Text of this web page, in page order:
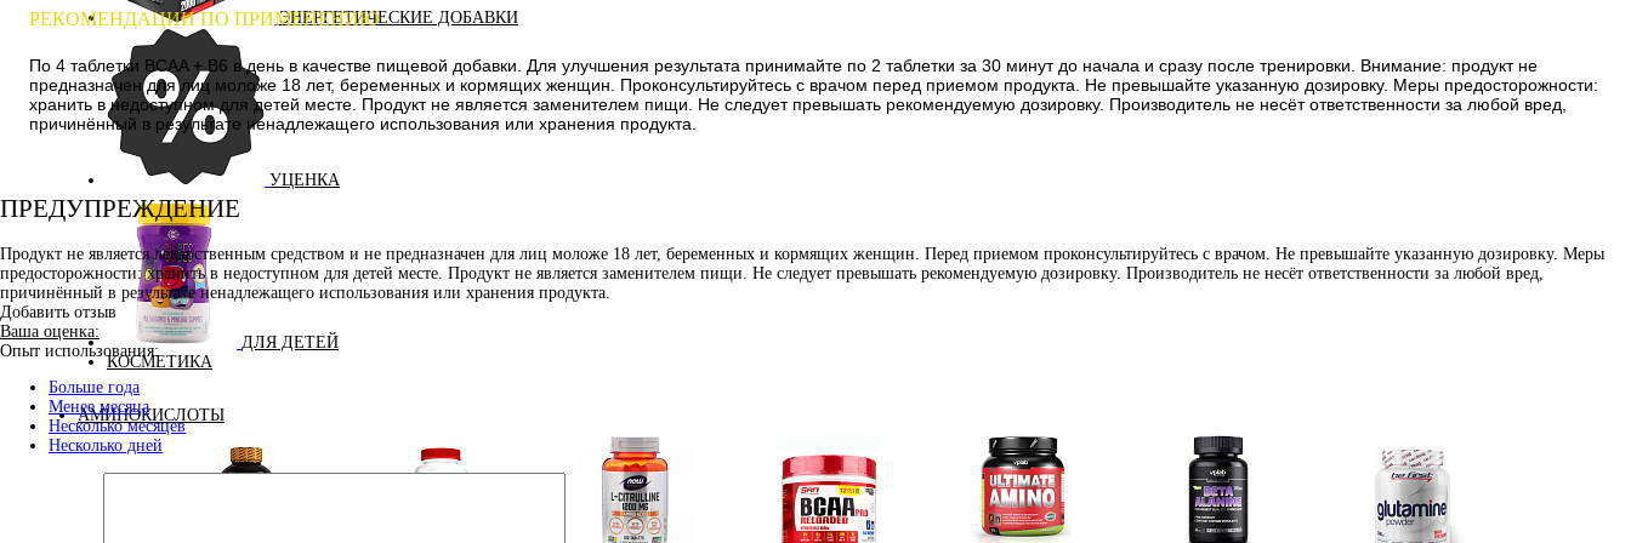
ЭНЕРГЕТИЧЕСКИЕ ДОБАВКИ
УЦЕНКА
ДЛЯ ДЕТЕЙ
КОСМЕТИКА
АМИНОКИСЛОТЫ
РЕКОМЕНДАЦИИ ПО ПРИМЕНЕНИЮ
По 4 таблетки BCAA + B6 в день в качестве пищевой добавки. Для улучшения результата принимайте по 2 таблетки за 30 минут до начала и сразу после тренировки. Внимание: продукт не
предназначен для лиц моложе 18 лет, беременных и кормящих женщин. Проконсультируйтесь с врачом перед приемом продукта. Не превышайте указанную дозировку. Меры предосторожности:
хранить в недоступном для детей месте. Продукт не является заменителем пищи. Не следует превышать рекомендуемую дозировку. Производитель не несёт ответственности за любой вред,
причинённый в результате ненадлежащего использования или хранения продукта.
ПРЕДУПРЕЖДЕНИЕ
Продукт не является лекарственным средством и не предназначен для лиц моложе 18 лет, беременных и кормящих женщин. Перед приемом проконсультируйтесь с врачом. Не превышайте указанную дозировку. Меры
предосторожности: хранить в недоступном для детей месте. Продукт не является заменителем пищи. Не следует превышать рекомендуемую дозировку. Производитель не несёт ответственности за любой вред,
причинённый в результате ненадлежащего использования или хранения продукта.
Добавить отзыв
Ваша оценка:
Опыт использования:
Больше года
Менее месяца
Несколько месяцев
Несколько дней